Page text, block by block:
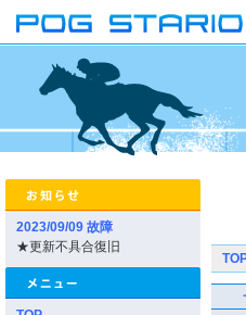
2023/09/09 故障
★更新不具合復旧